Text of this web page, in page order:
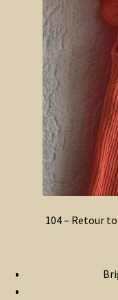
104 – Retour